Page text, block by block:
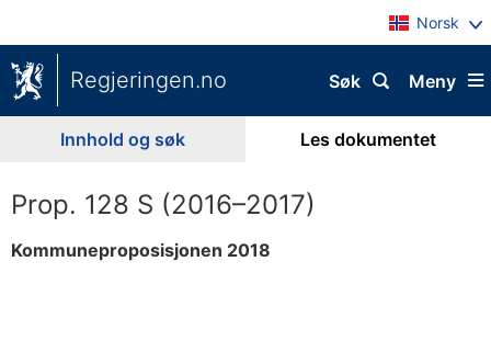
Norsk
Regjeringen.no Meny
Søk
Innhold og søk Les dokumentet
Prop. 128 S (2016–2017)
Kommuneproposisjonen 2018